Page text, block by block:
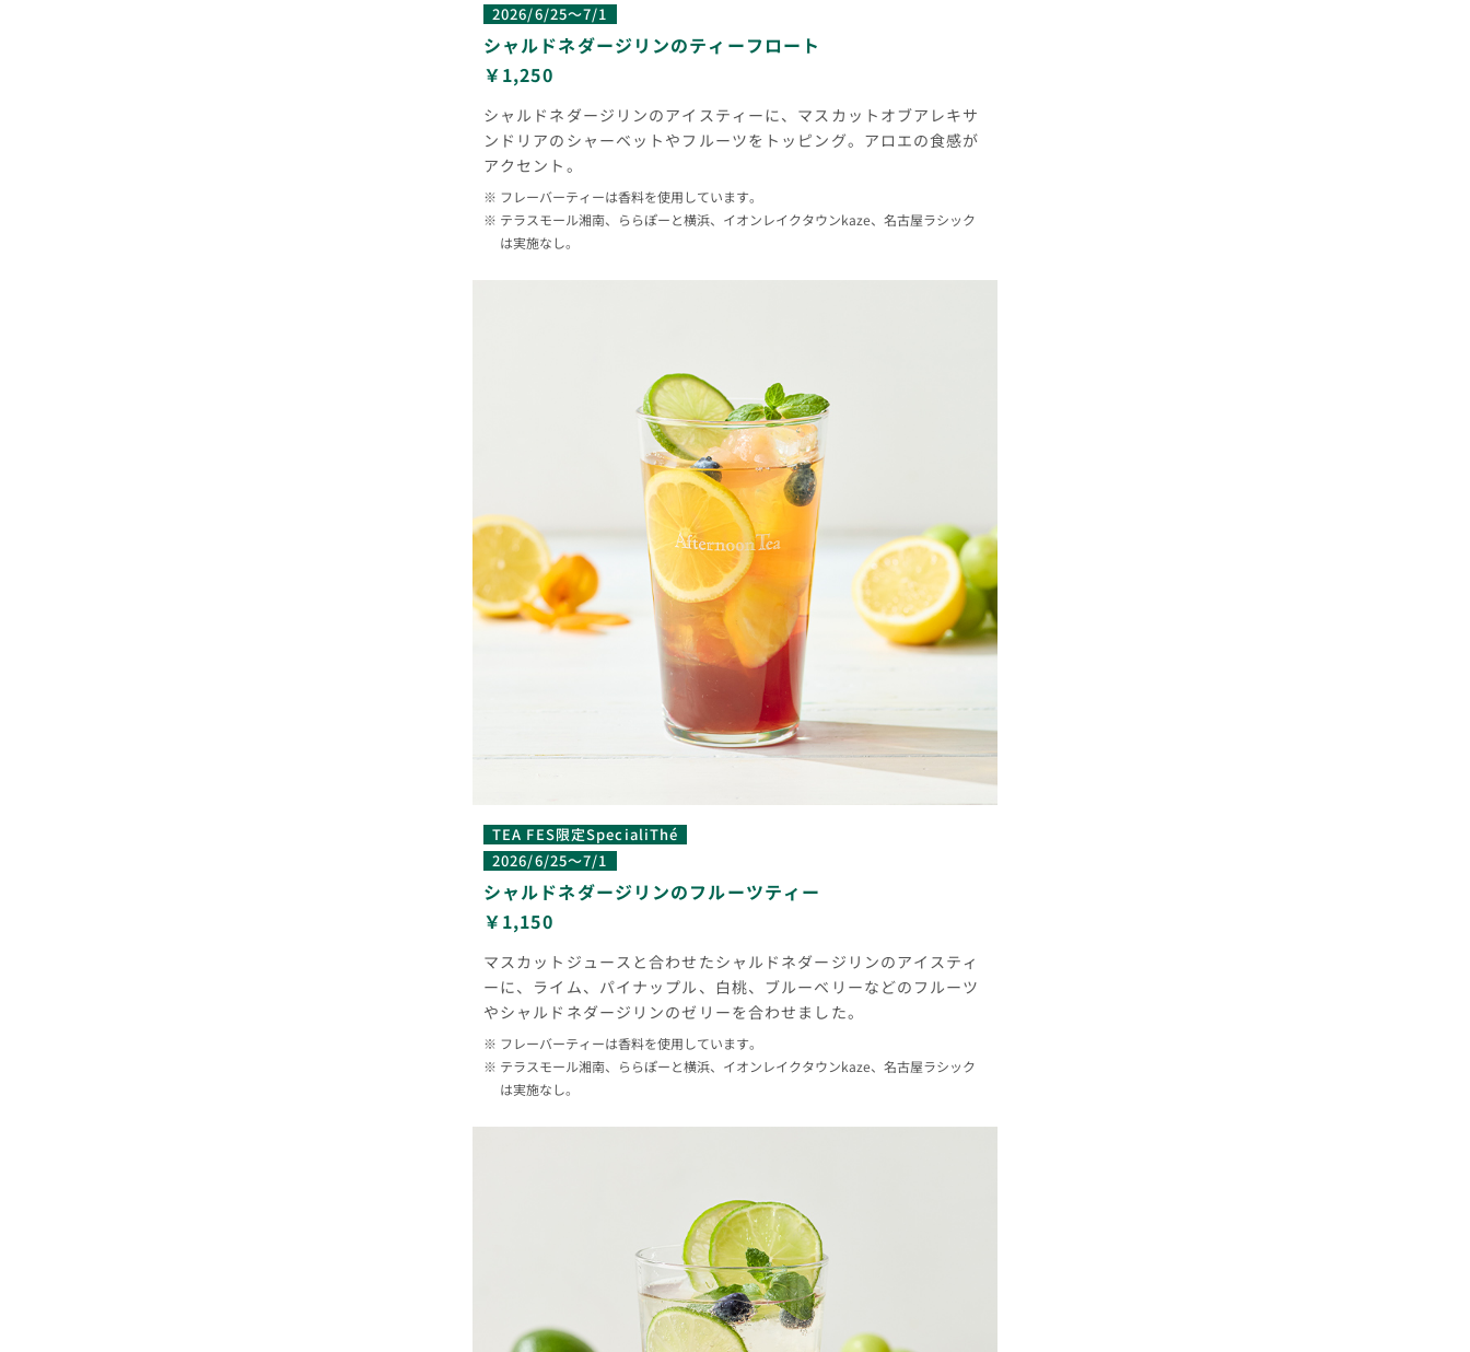
2026/6/25～7/1
シャルドネダージリンのティーフロート
￥1,250
シャルドネダージリンのアイスティーに、マスカットオブアレキサ
ンドリアのシャーベットやフルーツをトッピング。アロエの食感が
アクセント。
フレーバーティーは香料を使用しています。
テラスモール湘南、ららぽーと横浜、イオンレイクタウンkaze、名古屋ラシック
は実施なし。
TEA FES限定SpecialiThé
2026/6/25～7/1
シャルドネダージリンのフルーツティー
￥1,150
マスカットジュースと合わせたシャルドネダージリンのアイスティ
ーに、ライム、パイナップル、白桃、ブルーベリーなどのフルーツ
やシャルドネダージリンのゼリーを合わせました。
フレーバーティーは香料を使用しています。
テラスモール湘南、ららぽーと横浜、イオンレイクタウンkaze、名古屋ラシック
は実施なし。